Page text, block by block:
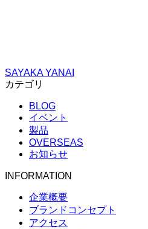
SAYAKA YANAI
カテゴリ
BLOG
イベント
製品
OVERSEAS
お知らせ
INFORMATION
企業概要
ブランドコンセプト
アクセス